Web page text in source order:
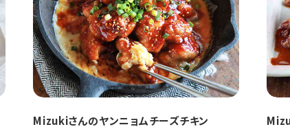
Mizukiさんのヤンニョムチーズチキン